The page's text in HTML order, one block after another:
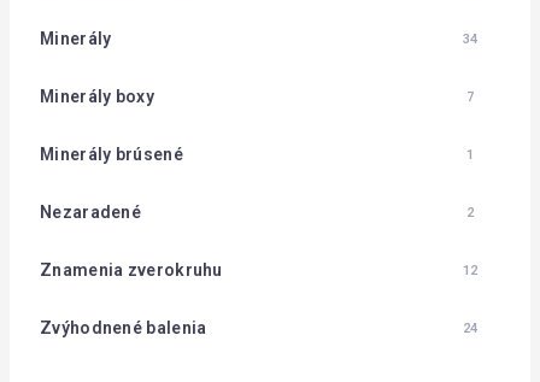
Minerály 34
Minerály boxy 7
Minerály brúsené 1
Nezaradené 2
Znamenia zverokruhu 12
Zvýhodnené balenia 24